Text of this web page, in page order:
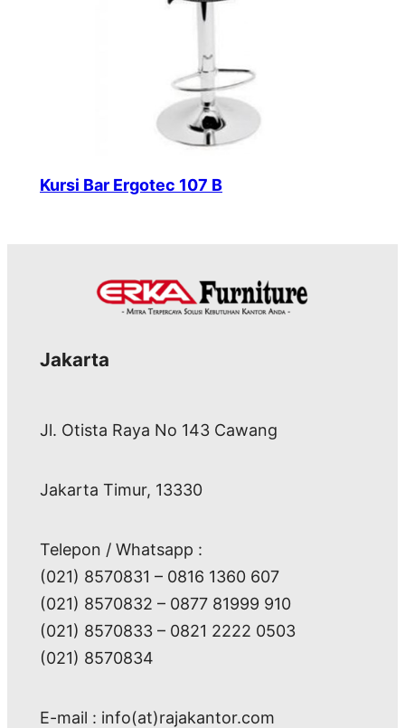
Kursi Bar Ergotec 107 B
Jakarta
Jl. Otista Raya No 143 Cawang
Jakarta Timur, 13330
Telepon / Whatsapp :
(021) 8570831 – 0816 1360 607
(021) 8570832 – 0877 81999 910
(021) 8570833 – 0821 2222 0503
(021) 8570834
E-mail : info(at)rajakantor.com